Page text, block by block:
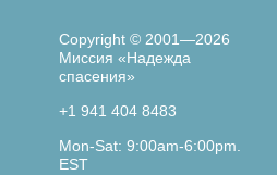
Copyright © 2001—2026
Миссия «Надежда
спасения»
+1 941 404 8483
Mon-Sat: 9:00am-6:00pm.
EST